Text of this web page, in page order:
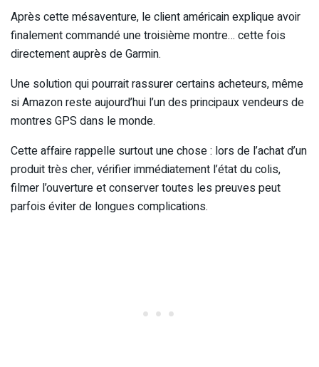
Après cette mésaventure, le client américain explique avoir
finalement commandé une troisième montre… cette fois
directement auprès de Garmin.
Une solution qui pourrait rassurer certains acheteurs, même
si Amazon reste aujourd’hui l’un des principaux vendeurs de
montres GPS dans le monde.
Cette affaire rappelle surtout une chose : lors de l’achat d’un
produit très cher, vérifier immédiatement l’état du colis,
filmer l’ouverture et conserver toutes les preuves peut
parfois éviter de longues complications.